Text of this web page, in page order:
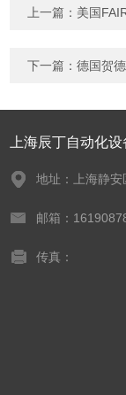
上一篇： 美国
下一篇：德国贺
上海辰丁自动化
地址：上海静
邮箱：
传真：